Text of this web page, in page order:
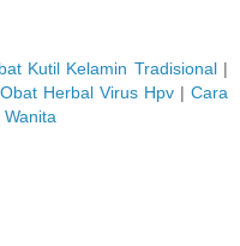
Kutil Kelamin Tradisional|
Obat Herbal Virus Hpv|Cara